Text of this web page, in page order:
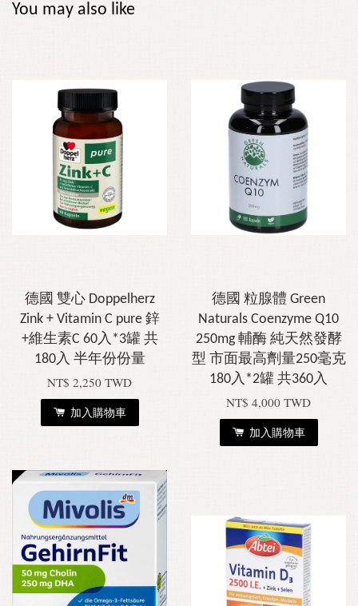
You may also like
德國 雙心 Doppelherz
Zink + Vitamin C pure 鋅
+維生素C 60入*3罐 共
180入 半年份份量
NT$ 2,250 TWD
加入購物車
德國 粒腺體 Green
Naturals Coenzyme Q10
250mg 輔酶 純天然發酵
型 市面最高劑量250毫克
180入*2罐 共360入
NT$ 4,000 TWD
加入購物車